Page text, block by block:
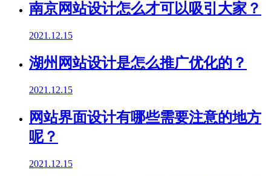
南京网站设计怎么才可以吸引大家？
2021.12.15
湖州网站设计是怎么推广优化的？
2021.12.15
网站界面设计有哪些需要注意的地方
呢？
2021.12.15